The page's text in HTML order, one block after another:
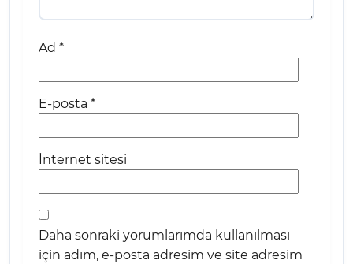
Ad *
E-posta *
İnternet sitesi
Daha sonraki yorumlarımda kullanılması
için adım, e-posta adresim ve site adresim